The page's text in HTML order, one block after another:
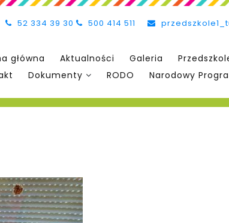
52 334 39 30 500 414 511
główna Aktualności Galeria
Dokumenty RODO Narodowy